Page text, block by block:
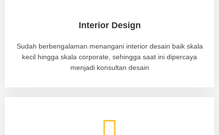
Interior Design
Sudah berbengalaman menangani interior desain baik skala
kecil hingga skala corporate, sehingga saat ini dipercaya
menjadi konsultan desain